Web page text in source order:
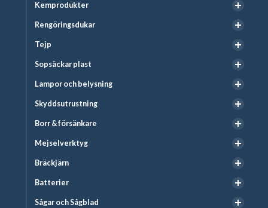
Kemprodukter
Rengöringsdukar
Tejp
Sopsäckar plast
Lampor och belysning
Skyddsutrustning
Borr & försänkare
Mejselverktyg
Bräckjärn
Batterier
Sågar och Sågblad